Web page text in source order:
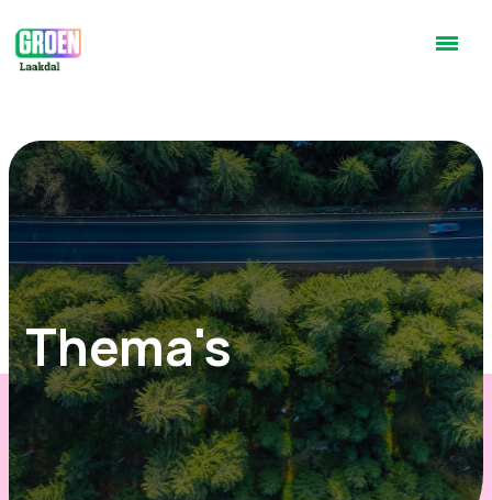
Thema's